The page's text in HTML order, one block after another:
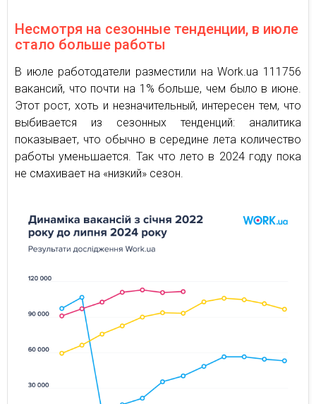
Несмотря на сезонные тенденции, в июле
стало больше работы
В июле работодатели разместили на Work.ua 111756
вакансий, что почти на 1% больше, чем было в июне.
Этот рост, хоть и незначительный, интересен тем, что
выбивается из сезонных тенденций: аналитика
показывает, что обычно в середине лета количество
работы уменьшается. Так что лето в 2024 году пока
не смахивает на «низкий» сезон.